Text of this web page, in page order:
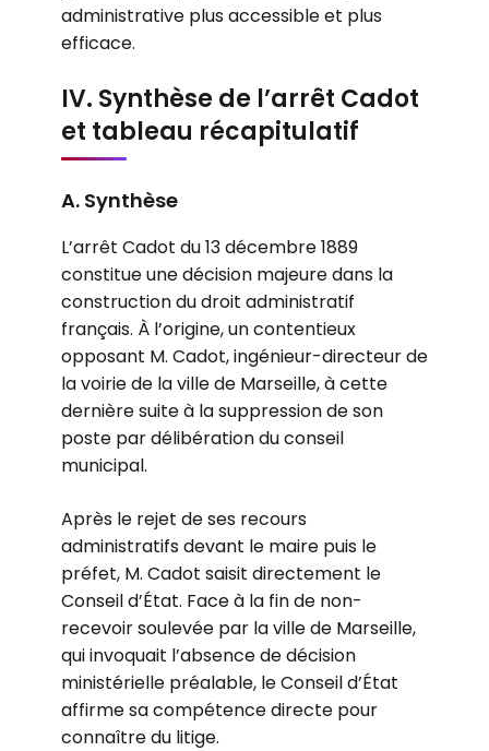
administrative plus accessible et plus
efficace.
IV. Synthèse de l’arrêt Cadot
et tableau récapitulatif
A. Synthèse
L’arrêt Cadot du 13 décembre 1889
constitue une décision majeure dans la
construction du droit administratif
français. À l’origine, un contentieux
opposant M. Cadot, ingénieur-directeur de
la voirie de la ville de Marseille, à cette
dernière suite à la suppression de son
poste par délibération du conseil
municipal.
Après le rejet de ses recours
administratifs devant le maire puis le
préfet, M. Cadot saisit directement le
Conseil d’État. Face à la fin de non-
recevoir soulevée par la ville de Marseille,
qui invoquait l’absence de décision
ministérielle préalable, le Conseil d’État
affirme sa compétence directe pour
connaître du litige.